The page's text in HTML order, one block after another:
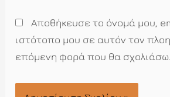
Αποθήκευσε το όνομά μου,
ιστότοπο μου σε αυτόν τον
επόμενη φορά που θα σχολιάσω.